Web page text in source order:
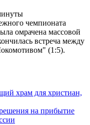
чемпионата
омрачена массовой
встреча между
(1:5).
храм для христиан,
на прибытие